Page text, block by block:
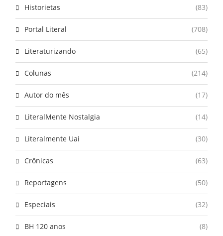
Historietas (83)
Portal Literal (708)
Literaturizando (65)
Colunas (214)
Autor do mês (17)
LiteralMente Nostalgia (14)
Literalmente Uai (30)
Crônicas (63)
Reportagens (50)
Especiais (32)
BH 120 anos (8)